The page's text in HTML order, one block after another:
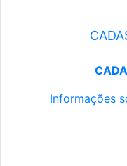
Informações